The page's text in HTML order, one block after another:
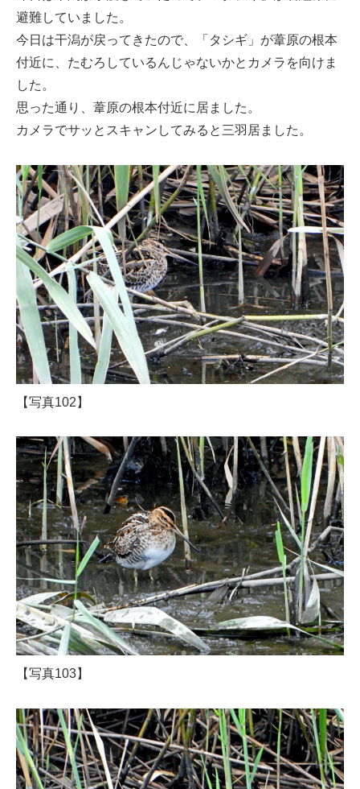
避難していました。
今日は干潟が戻ってきたので、「タシギ」が葦原の根本
付近に、たむろしているんじゃないかとカメラを向けま
した。
思った通り、葦原の根本付近に居ました。
カメラでサッとスキャンしてみると三羽居ました。
【写真102】
【写真103】